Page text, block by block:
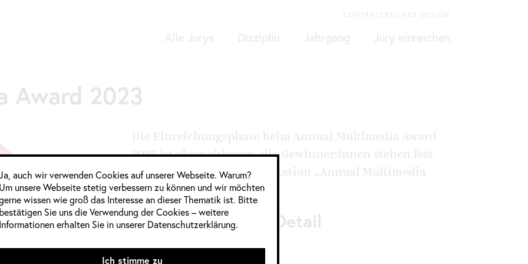
KONTRASTREICHES DESIGN
Alle Jurys Disziplin Jahrgang Jury einreichen
Award 2023
Die Einreichungsphase beim Annual Multimedia Award
2023 ist abgeschlossen, die Gewinner:innen stehen fest
und die Wettbewerbspublikation „Annual Multimedia
2023“ ist gedruckt.
Informationen im Detail
auch wir verwenden Cookies auf unserer Webseite. Warum?
Um unsere Webseite stetig verbessern zu können und wir möchten
wissen wie groß das Interesse an dieser Thematik ist. Bitte
bestätigen Sie uns die Verwendung der Cookies – weitere
Informationen erhalten Sie in unserer Datenschutzerklärung.
Ich stimme zu